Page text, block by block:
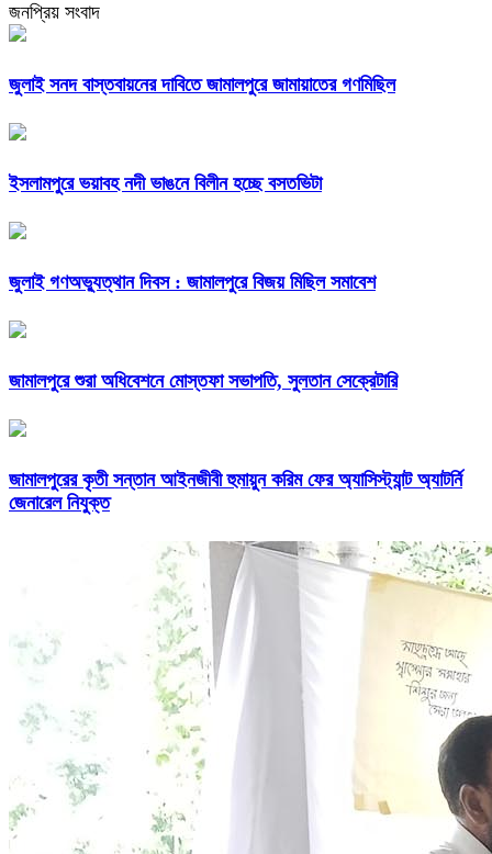
জনপ্রিয় সংবাদ
জুলাই সনদ বাস্তবায়নের দাবিতে জামালপুরে জামায়াতের গণমিছিল
ইসলামপুরে ভয়াবহ নদী ভাঙনে বিলীন হচ্ছে বসতভিটা
জুলাই গণঅভ্যুত্থান দিবস : জামালপুরে বিজয় মিছিল সমাবেশ
জামালপুরে শুরা অধিবেশনে মোস্তফা সভাপতি, সুলতান সেক্রেটারি
জামালপুরের কৃতী সন্তান আইনজীবী হুমায়ুন করিম ফের অ্যাসিস্ট্যান্ট অ্যাটর্নি
জেনারেল নিযুক্ত